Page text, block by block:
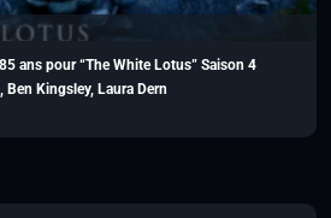
ans pour “The White Lotus” Saison 4
Ben Kingsley, Laura Dern